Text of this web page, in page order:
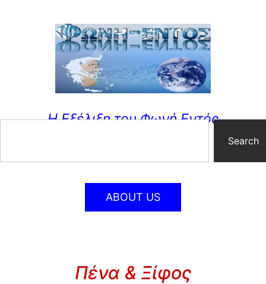
Η Εξέλιξη του Φωνή Εντός
Search
ABOUT US
Πένα & Ξίφος